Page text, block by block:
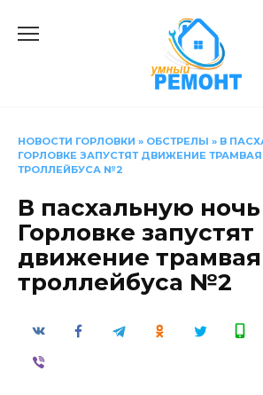
НОВОСТИ ГОРЛОВКИ » ОБСТРЕЛЫ » В
ГОРЛОВКЕ ЗАПУСТЯТ ДВИЖЕНИЕ
ТРОЛЛЕЙБУСА №2
В пасхальную ночь
Горловке запустят
движение
троллейбуса №2